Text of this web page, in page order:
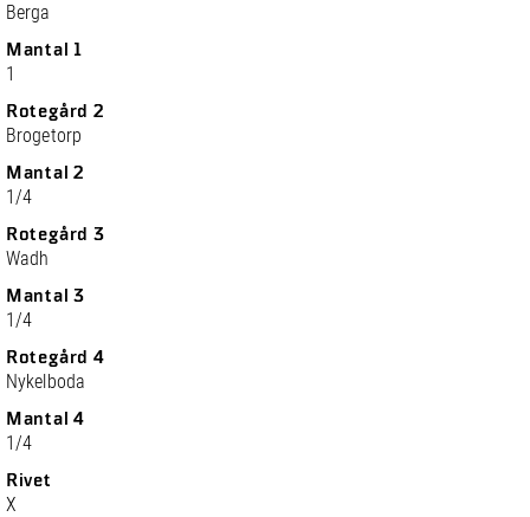
Berga
Mantal 1
1
Rotegård 2
Brogetorp
Mantal 2
1/4
Rotegård 3
Wadh
Mantal 3
1/4
Rotegård 4
Nykelboda
Mantal 4
1/4
Rivet
X